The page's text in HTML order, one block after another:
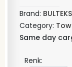
Brand: BULTEKS
Category:
Same day
Renk: